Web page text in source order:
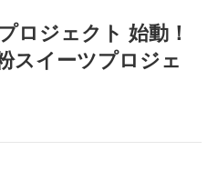
ロジェクト 始動！
スイーツプロジェ